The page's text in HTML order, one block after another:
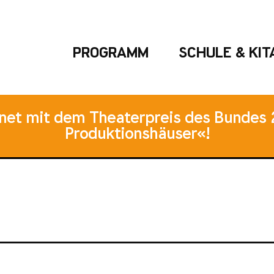
PROGRAMM SCHULE &
mit dem Theaterpreis des
Produktionshäuser«!